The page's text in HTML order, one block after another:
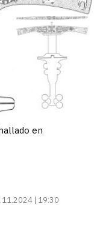
en
| 19:30